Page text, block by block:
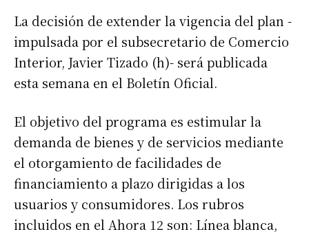
La decisión de extender la vigencia del plan -
impulsada por el subsecretario de Comercio
Interior, Javier Tizado (h)- será publicada
esta semana en el Boletín Oficial.
El objetivo del programa es estimular la
demanda de bienes y de servicios mediante
el otorgamiento de facilidades de
financiamiento a plazo dirigidas a los
usuarios y consumidores. Los rubros
incluidos en el Ahora 12 son: Línea blanca,